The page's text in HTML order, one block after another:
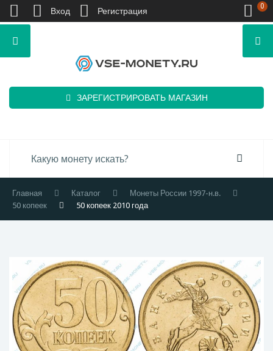
ЗАРЕГИСТРИРОВАТЬ МАГАЗИН
Главная Каталог
Монеты России 1997-н.в.
50 копеек
50 копеек 2010 года
Вход Регистрация 0